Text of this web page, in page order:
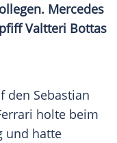
Mercedes
Valtteri Bottas
den Sebastian
holte beim
und hatte